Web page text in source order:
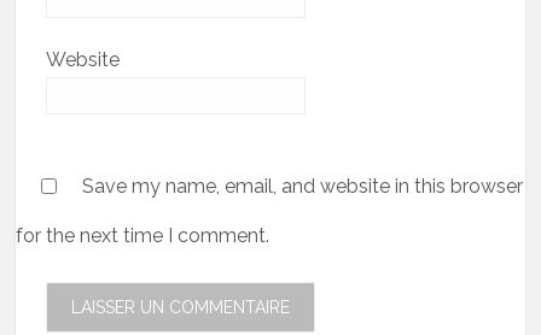
Website
Save my name, email, and website in this browser
for the next time I comment.